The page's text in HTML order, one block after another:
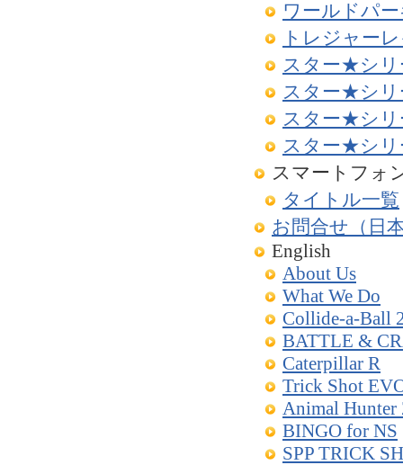
ワールドパ
トレジャー
スター★シリ
スター★シリ
スター★シリ
スター★シリ
スマートフォ
タイトル一覧
お問合せ（日
English
About Us
What We Do
Collide-a-Ball
BATTLE &
Caterpillar R
Trick Shot
Animal Hunter
BINGO for NS
SPP TRICK